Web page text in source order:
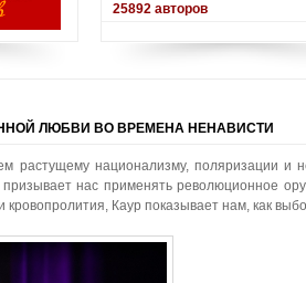
25892 авторов
ЛЮБВИ ВО ВРЕМЕНА НЕНАВИСТИ
растущему национализму, поляризации и
нас применять революционное
кровопролития, Каур показывает нам, как